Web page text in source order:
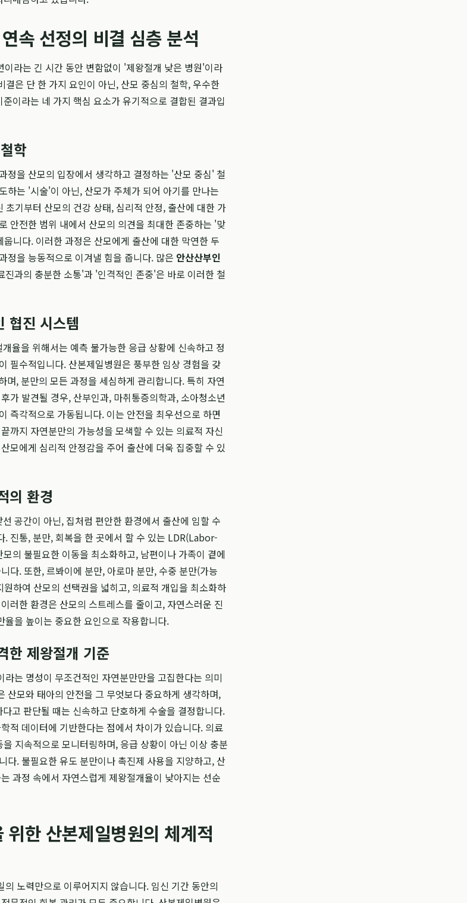
속 선정의 비결 심층 분석
라는 긴 시간 동안 변함없이 '제왕절개 낮은 병원'이라
은 단 한 가지 요인이 아닌, 산모 중심의 철학, 우수한
이라는 네 가지 핵심 요소가 유기적으로 결합된 결과입
학
정을 산모의 입장에서 생각하고 결정하는 '산모 중심' 철
하는 '시술'이 아닌, 산모가 주체가 되어 아기를 만나는
기부터 산모의 건강 상태, 심리적 안정, 출산에 대한 가
안전한 범위 내에서 산모의 의견을 최대한 존중하는 '맞
니다. 이러한 과정은 산모에게 출산에 대한 막연한 두
정을 능동적으로 이겨낼 힘을 줍니다. 많은 안산산부인
진과의 충분한 소통'과 '인격적인 존중'은 바로 이러한 철
협진 시스템
율을 위해서는 예측 불가능한 응급 상황에 신속하고 정
필수적입니다. 산본제일병원은 풍부한 임상 경험을 갖
, 분만의 모든 과정을 세심하게 관리합니다. 특히 자연
가 발견될 경우, 산부인과, 마취통증의학과, 소아청소년
즉각적으로 가동됩니다. 이는 안전을 최우선으로 하면
까지 자연분만의 가능성을 모색할 수 있는 의료적 자신
모에게 심리적 안정감을 주어 출산에 더욱 집중할 수 있
의 환경
공간이 아닌, 집처럼 편안한 환경에서 출산에 임할 수
. 진통, 분만, 회복을 한 곳에서 할 수 있는 LDR(Labor-
의 불필요한 이동을 최소화하고, 남편이나 가족이 곁에
다. 또한, 르봐이에 분만, 아로마 분만, 수중 분만(가능
하여 산모의 선택권을 넓히고, 의료적 개입을 최소화하
러한 환경은 산모의 스트레스를 줄이고, 자연스러운 진
을 높이는 중요한 요인으로 작용합니다.
한 제왕절개 기준
라는 명성이 무조건적인 자연분만만을 고집한다는 의미
산모와 태아의 안전을 그 무엇보다 중요하게 생각하며,
고 판단될 때는 신속하고 단호하게 수술을 결정합니다.
적 데이터에 기반한다는 점에서 차이가 있습니다. 의료
지속적으로 모니터링하며, 응급 상황이 아닌 이상 충분
다. 불필요한 유도 분만이나 촉진제 사용을 지양하고, 산
과정 속에서 자연스럽게 제왕절개율이 낮아지는 선순
한 산본제일병원의 체계적
노력만으로 이루어지지 않습니다. 임신 기간 동안의